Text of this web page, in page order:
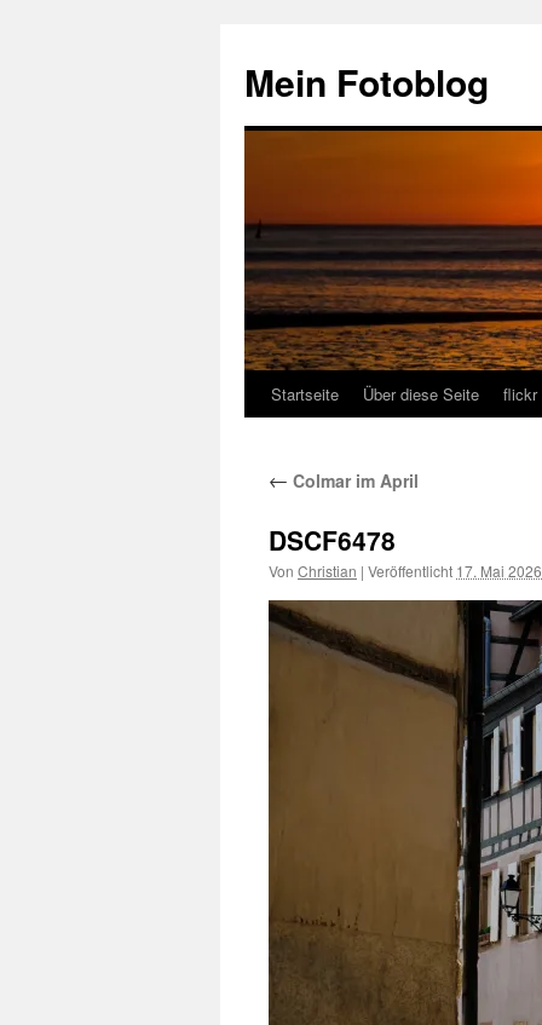
springen
Mein Fotoblog
Startseite Über diese Seite flickr
← Colmar im April
DSCF6478
Von Christian | Veröffentlicht 17. Mai 2026